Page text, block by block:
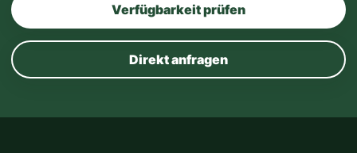
Verfügbarkeit prüfen
Direkt anfragen